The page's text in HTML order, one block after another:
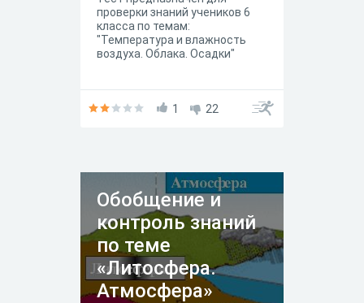
проверки знаний учеников 6
класса по темам:
"Температура и влажность
воздуха. Облака. Осадки"
1 22
Обобщение и
контроль знаний
по теме
«Литосфера.
Атмосфера»